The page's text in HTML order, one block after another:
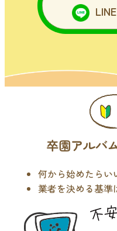
卒園アルバ
何から始めたらい
業者を決める基準